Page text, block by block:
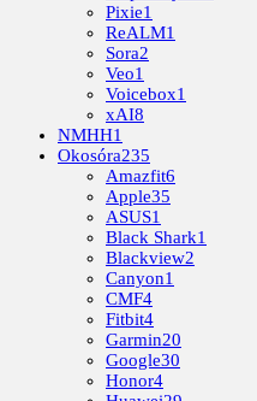
Pixie1
ReALM1
Sora2
Veo1
Voicebox1
xAI8
NMHH1
Okosóra235
Amazfit6
Apple35
ASUS1
Black Shark1
Blackview2
Canyon1
CMF4
Fitbit4
Garmin20
Google30
Honor4